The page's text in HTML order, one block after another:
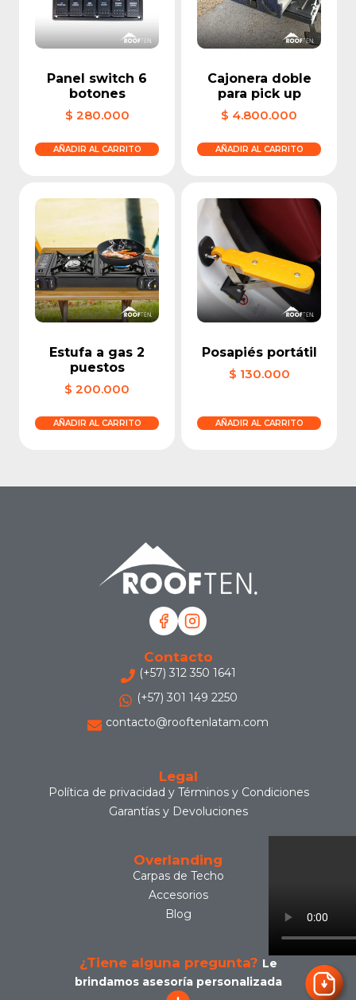
Panel switch 6
botones
$ 280.000
AÑADIR AL CARRITO
Cajonera doble
para pick up
$ 4.800.000
AÑADIR AL CARRITO
Estufa a gas 2
puestos
$ 200.000
AÑADIR AL CARRITO
Posapiés portátil
$ 130.000
AÑADIR AL CARRITO
Contacto
(+57) 312 350 1641
(+57) 301 149 2250
contacto@rooftenlatam.com
Legal
Política de privacidad y Términos y Condiciones
Garantías y Devoluciones
Overlanding
Carpas de Techo
Accesorios
Blog
¿Tiene alguna pregunta? Le
brindamos asesoría personalizada